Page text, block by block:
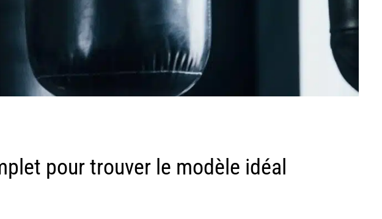
pour trouver le modèle idéal